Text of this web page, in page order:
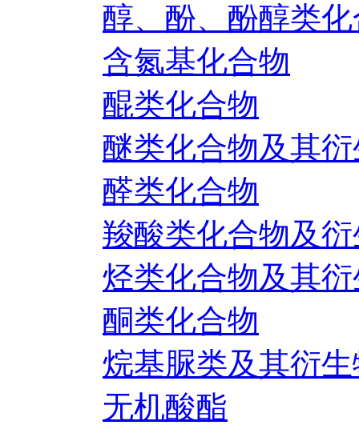
醇、酚、酚醇类
含氮基化合物
醌类化合物
醚类化合物及其
醛类化合物
羧酸类化合物及
烃类化合物及其
酮类化合物
烷基脲类及其衍
无机酸酯